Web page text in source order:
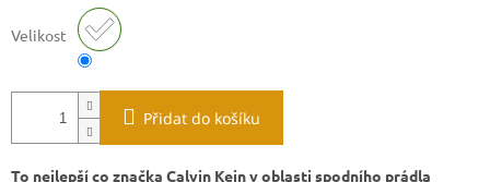
Velikost
Přidat do košíku
To nejlepší co značka Calvin Kein v oblasti spodního prádla